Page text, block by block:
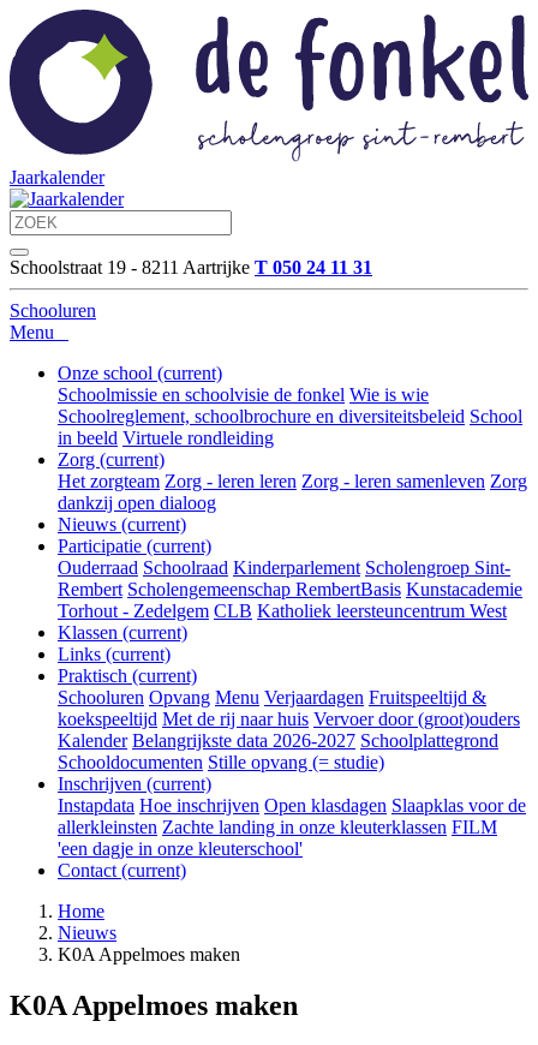
Jaarkalender
Schoolstraat 19 - 8211 Aartrijke T 050 24 11 31
Schooluren
Menu
Onze school (current)
Schoolmissie en schoolvisie de fonkel Wie is wie
Schoolreglement, schoolbrochure en diversiteitsbeleid School
in beeld Virtuele rondleiding
Zorg (current)
Het zorgteam Zorg - leren leren Zorg - leren samenleven Zorg
dankzij open dialoog
Nieuws (current)
Participatie (current)
Ouderraad Schoolraad Kinderparlement Scholengroep Sint-
Rembert Scholengemeenschap RembertBasis Kunstacademie
Torhout - Zedelgem CLB Katholiek leersteuncentrum West
Klassen (current)
Links (current)
Praktisch (current)
Schooluren Opvang Menu Verjaardagen Fruitspeeltijd &
koekspeeltijd Met de rij naar huis Vervoer door (groot)ouders
Kalender Belangrijkste data 2026-2027 Schoolplattegrond
Schooldocumenten Stille opvang (= studie)
Inschrijven (current)
Instapdata Hoe inschrijven Open klasdagen Slaapklas voor de
allerkleinsten Zachte landing in onze kleuterklassen FILM
'een dagje in onze kleuterschool'
Contact (current)
Home
Nieuws
K0A Appelmoes maken
K0A Appelmoes maken